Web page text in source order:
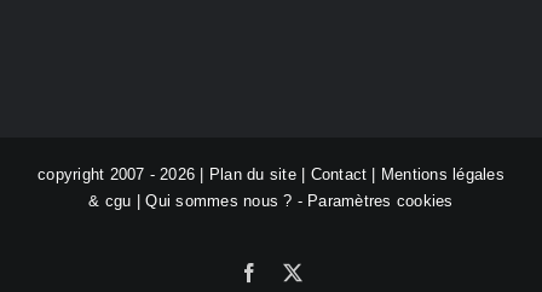
copyright 2007 - 2026 | Plan du site| Contact | Mentions légales
& cgu |Qui sommes nous ? - Paramètres cookies
Facebook